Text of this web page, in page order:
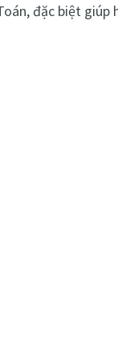
đặc biệt